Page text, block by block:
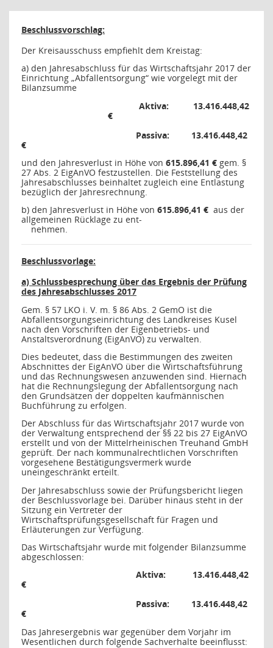
Beschlussvorschlag:
Der Kreisausschuss empfiehlt dem Kreistag:
a) den Jahresabschluss für das Wirtschaftsjahr 2017 der
Einrichtung „Abfallentsorgung“ wie vorgelegt mit der
Bilanzsumme
Aktiva:
13.416.448,42
€
Passiva:
13.416.448,42
€
und den Jahresverlust in Höhe von 615.896,41 € gem. §
27 Abs. 2 EigAnVO festzustellen. Die Feststellung des
Jahresabschlusses beinhaltet zugleich eine Entlastung
bezüglich der Jahresrechnung.
b) den Jahresverlust in Höhe von 615.896,41 € aus der
allgemeinen Rücklage zu ent-
nehmen.
Beschlussvorlage:
a) Schlussbesprechung über das Ergebnis der Prüfung
des Jahresabschlusses 2017
Gem. § 57 LKO i. V. m. § 86 Abs. 2 GemO ist die
Abfallentsorgungseinrichtung des Landkreises Kusel
nach den Vorschriften der Eigenbetriebs- und
Anstaltsverordnung (EigAnVO) zu verwalten.
Dies bedeutet, dass die Bestimmungen des zweiten
Abschnittes der EigAnVO über die Wirtschaftsführung
und das Rechnungswesen anzuwenden sind. Hiernach
hat die Rechnungslegung der Abfallentsorgung nach
den Grundsätzen der doppelten kaufmännischen
Buchführung zu erfolgen.
Der Abschluss für das Wirtschaftsjahr 2017 wurde von
der Verwaltung entsprechend der §§ 22 bis 27 EigAnVO
erstellt und von der Mittelrheinischen Treuhand GmbH
geprüft. Der nach kommunalrechtlichen Vorschriften
vorgesehene Bestätigungsvermerk wurde
uneingeschränkt erteilt.
Der Jahresabschluss sowie der Prüfungsbericht liegen
der Beschlussvorlage bei. Darüber hinaus steht in der
Sitzung ein Vertreter der
Wirtschaftsprüfungsgesellschaft für Fragen und
Erläuterungen zur Verfügung.
Das Wirtschaftsjahr wurde mit folgender Bilanzsumme
abgeschlossen:
Aktiva:
13.416.448,42
€
Passiva:
13.416.448,42
€
Das Jahresergebnis war gegenüber dem Vorjahr im
Wesentlichen durch folgende Sachverhalte beeinflusst: